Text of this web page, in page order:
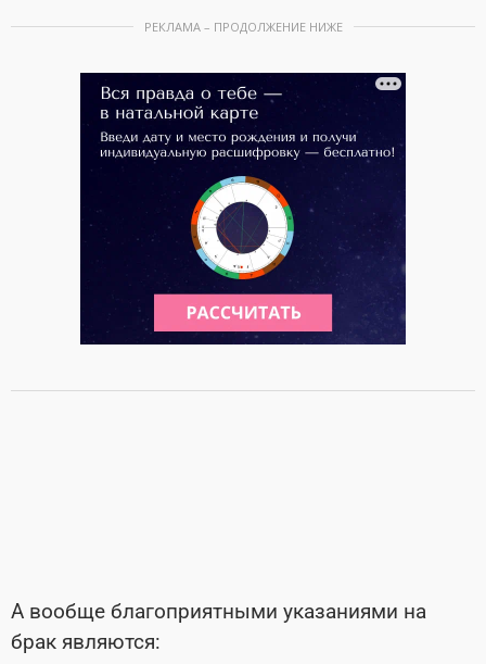
РЕКЛАМА – ПРОДОЛЖЕНИЕ НИЖЕ
А вообще благоприятными указаниями на
брак являются: